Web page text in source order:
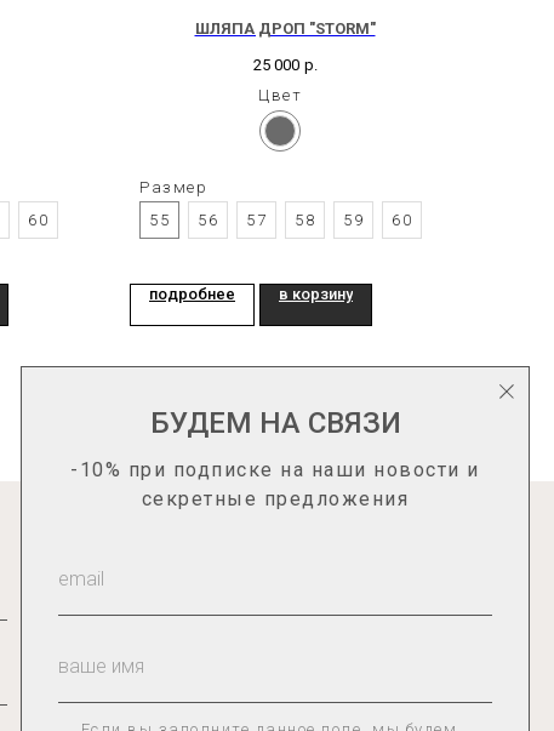
60
ШЛЯПА ДРОП "STORM"
25 000 р.
Цвет
Размер
55
56 57 58 59 60
подробнее в корзину
Каталог
О нас
Доставка и оплата
Сотрудничество
БУДЕМ НА СВЯЗИ
-10% при подписке на наши новости и
секретные предложения